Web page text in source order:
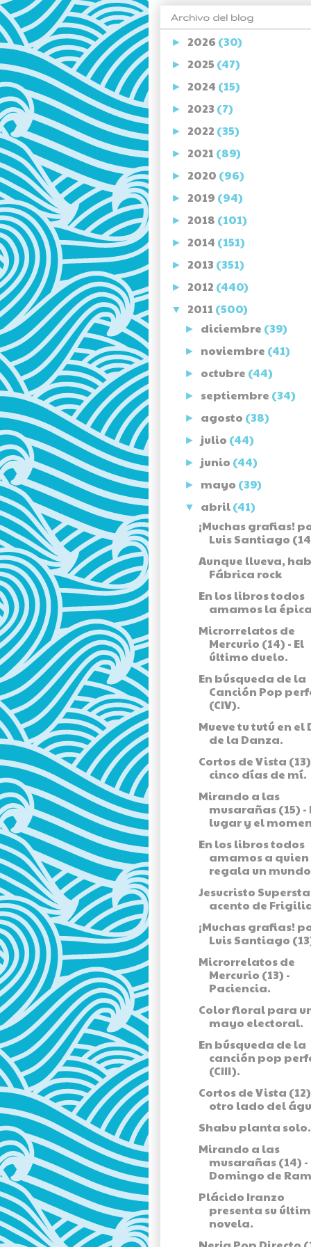
Archivo del blog
► 2026 (30)
► 2025 (47)
► 2024 (15)
► 2023 (7)
► 2022 (35)
► 2021 (89)
► 2020 (96)
► 2019 (94)
► 2018 (101)
► 2014 (151)
► 2013 (351)
► 2012 (440)
▼ 2011 (500)
► diciembre (39)
► noviembre (41)
► octubre (44)
► septiembre (34)
► agosto (38)
► julio (44)
► junio (44)
► mayo (39)
▼ abril(41)
¡Muchas grafias!
Luis Santiago
Aunque llueva,
Fábrica rock
En los libros todos
amamos la
Microrrelatos de
Mercurio (14) - El
último duelo.
En búsqueda de la
Canción Pop
(CIV).
Mueve tu tutú en el
de la Danza.
Cortos de Vista (13)
cinco días de mí.
Mirando a las
musarañas (15) -
lugar y el
En los libros todos
amamos a quien
regala un
Jesucristo
acento de
¡Muchas grafias!
Luis Santiago
Microrrelatos de
Mercurio (13) -
Paciencia.
Color floral para
mayo electoral.
En búsqueda de la
canción pop
(CIII).
Cortos de Vista
otro lado del
Shabu planta solo.
Mirando a las
musarañas (14) -
Domingo de
Plácido Iranzo
presenta su
novela.